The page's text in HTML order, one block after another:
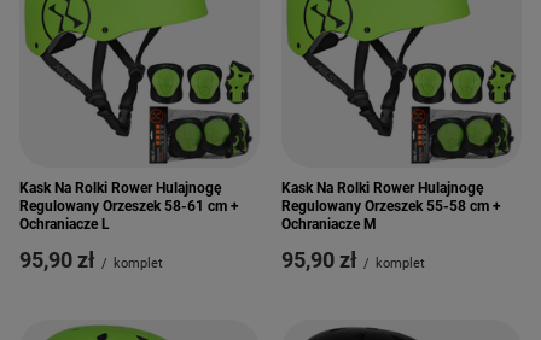
Kask Na Rolki Rower Hulajnogę
Regulowany Orzeszek 58-61 cm +
Ochraniacze L
95,90 zł / komplet
Kask Na Rolki Rower Hulajnogę
Regulowany Orzeszek 55-58 cm +
Ochraniacze M
95,90 zł / komplet